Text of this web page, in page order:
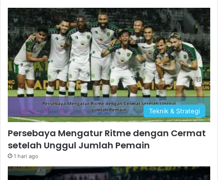
Teknik & Strategi
Persebaya Mengatur Ritme dengan Cermat
setelah Unggul Jumlah Pemain
1 hari ago